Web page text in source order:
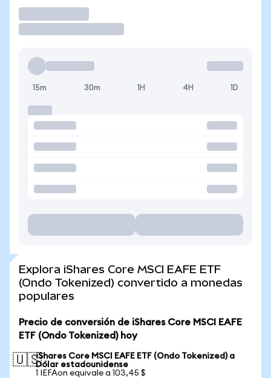
15m 30m 1H 4H 1D
Explora iShares Core MSCI EAFE ETF
(Ondo Tokenized) convertido a monedas
populares
Precio de conversión de iShares Core MSCI EAFE
ETF (Ondo Tokenized) hoy
🇺🇸iShares Core MSCI EAFE ETF (Ondo Tokenized) a
Dólar estadounidense
1 IEFAon equivale a 103,45 $